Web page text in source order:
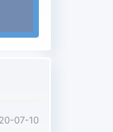
高速运行,在
汽器面积23
机组配两台循
,水泵及电机参
环水泵的配l方
07-10